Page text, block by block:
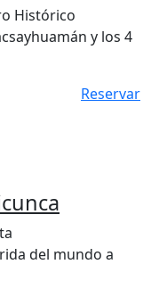
Histórico
y los 4
Reservar
del mundo a